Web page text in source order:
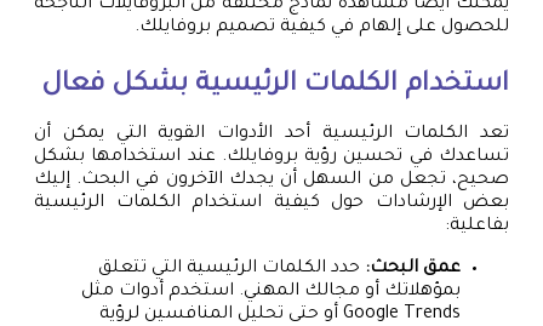
يمكنك أيضًا مشاهدة نماذج مختلفة من البروفايلات الناجحة
للحصول على إلهام في كيفية تصميم بروفايلك.
استخدام الكلمات الرئيسية بشكل فعال
تعد الكلمات الرئيسية أحد الأدوات القوية التي يمكن أن
تساعدك في تحسين رؤية بروفايلك. عند استخدامها بشكل
صحيح، تجعل من السهل أن يجدك الآخرون في البحث. إليك
بعض الإرشادات حول كيفية استخدام الكلمات الرئيسية
بفاعلية:
عمق البحث: حدد الكلمات الرئيسية التي تتعلق
بمؤهلاتك أو مجالك المهني. استخدم أدوات مثل
Google Trends أو حتى تحليل المنافسين لرؤية